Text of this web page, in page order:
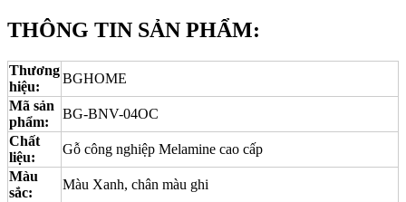
THÔNG TIN SẢN PHẨM:
Thương
hiệu:
BGHOME
Mã sản
phẩm:
BG-BNV-04OC
Chất
liệu:
Gỗ công nghiệp Melamine cao cấp
Màu
sắc:
Màu Xanh, chân màu ghi